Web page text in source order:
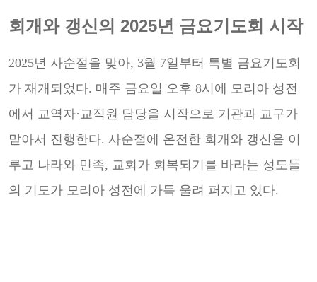
회개와 갱신의 2025년 금요기도회 시작
2025년 사순절을 맞아, 3월 7일부터 특별 금요기도회
가 재개되었다. 매주 금요일 오후 8시에 모리아 성전
에서 교역 자·교직원 담당을 시작으로 기관과 교구가
맡아서 진행한다. 사순절에 온전한 회 개와 갱신을 이
루고 나라와 민족, 교회 가 회복되기를 바라는 성도들
의 기도가 모리아 성전에 가득 울려 퍼지고 있다.